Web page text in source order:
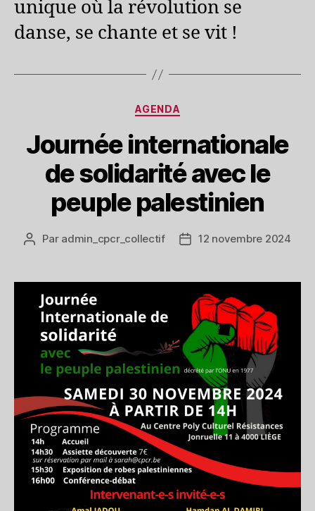
unique où la révolution se
danse, se chante et se vit !
Catégories
AGENDA
Journée internationale
de solidarité avec le
peuple palestinien
Auteur
Par admin_cpcr_collectif
Date12 novembre 2024